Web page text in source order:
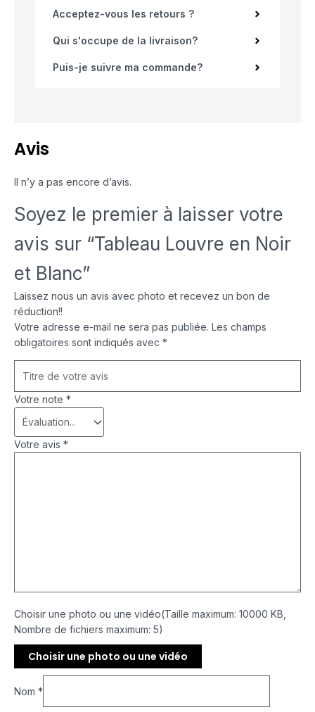
Acceptez-vous les retours ?
Qui s'occupe de la livraison?
Puis-je suivre ma commande?
Avis
Il n’y a pas encore d’avis.
Soyez le premier à laisser votre
avis sur “Tableau Louvre en Noir
et Blanc”
Laissez nous un avis avec photo et recevez un bon de
réduction!!
Votre adresse e-mail ne sera pas publiée. Les champs
obligatoires sont indiqués avec *
Votre note *
Votre avis *
Choisir une photo ou une vidéo(Taille maximum: 10000 KB,
Nombre de fichiers maximum: 5)
Choisir une photo ou une vidéo
Nom *